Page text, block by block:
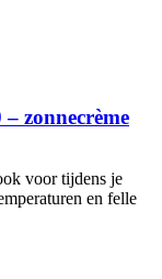
zonnecrème
voor tijdens je
en felle